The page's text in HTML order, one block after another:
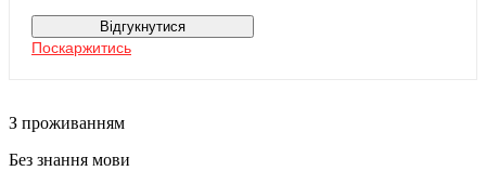
Відгукнутися
Поскаржитись
З проживанням
Без знання мови